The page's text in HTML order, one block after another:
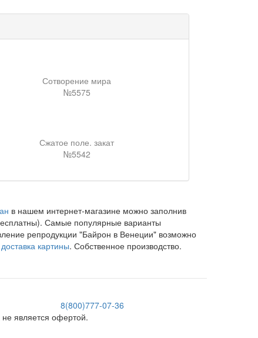
Сотворение мира
№5575
Сжатое поле. закат
№5542
в нашем интернет-магазине можно заполнив
Самые популярные варианты
репродукции "Байрон в Венеции" возможно
доставка картины. Собственное производство.
8(800)777-07-36
является офертой.